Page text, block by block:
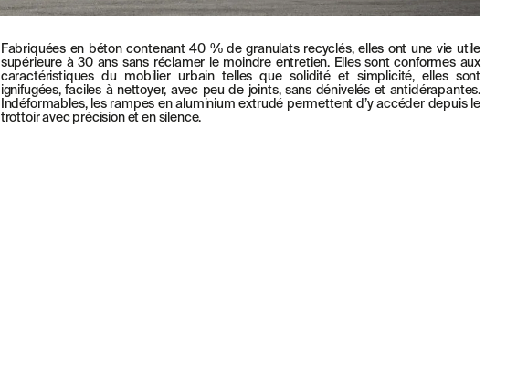
Fabriquées en béton contenant 40 % de granulats recyclés, elles ont une vie utile
supérieure à 30 ans sans réclamer le moindre entretien. Elles sont conformes aux
caractéristiques du mobilier urbain telles que solidité et simplicité, elles sont
ignifugées, faciles à nettoyer, avec peu de joints, sans dénivelés et antidérapantes.
Indéformables, les rampes en aluminium extrudé permettent d’y accéder depuis le
trottoir avec précision et en silence.